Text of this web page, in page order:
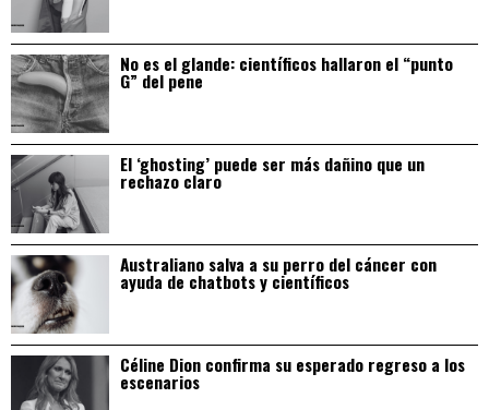
No es el glande: científicos hallaron el “punto
G” del pene
El ‘ghosting’ puede ser más dañino que un
rechazo claro
Australiano salva a su perro del cáncer con
ayuda de chatbots y científicos
Céline Dion confirma su esperado regreso a los
escenarios